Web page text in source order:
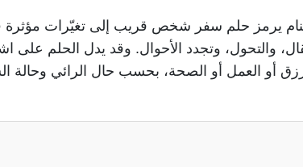
يرمز حلم سفر شخص قريب إلى تغيّرات مؤثرة في
والتحول، وتجدد الأحوال. وقد يدل الحلم على
أو العمل أو الصحة، بحسب حال الرائي